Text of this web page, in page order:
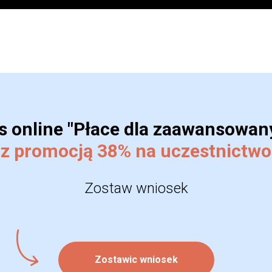
online "Płace dla
z promocją 38% na uczestnictwo
Zostaw wniosek
Zostawic wniosek